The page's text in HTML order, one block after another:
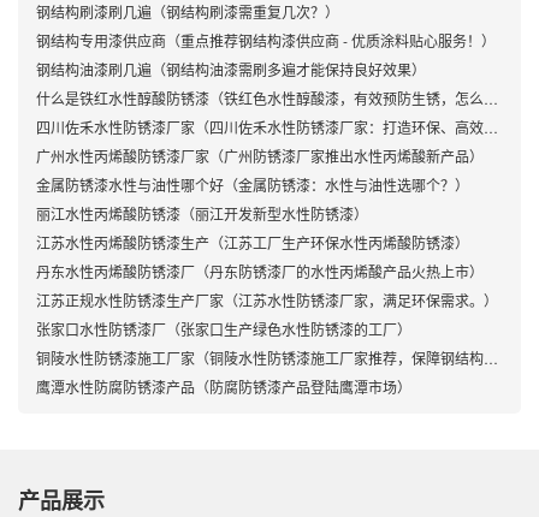
钢结构刷漆刷几遍（钢结构刷漆需重复几次？）
钢结构专用漆供应商（重点推荐钢结构漆供应商 - 优质涂料贴心服务！）
钢结构油漆刷几遍（钢结构油漆需刷多遍才能保持良好效果）
什么是铁红水性醇酸防锈漆（铁红色水性醇酸漆，有效预防生锈，怎么选用？）
四川佐禾水性防锈漆厂家（四川佐禾水性防锈漆厂家：打造环保、高效涂装新解决方案）
广州水性丙烯酸防锈漆厂家（广州防锈漆厂家推出水性丙烯酸新产品）
金属防锈漆水性与油性哪个好（金属防锈漆：水性与油性选哪个？）
丽江水性丙烯酸防锈漆（丽江开发新型水性防锈漆）
江苏水性丙烯酸防锈漆生产（江苏工厂生产环保水性丙烯酸防锈漆）
丹东水性丙烯酸防锈漆厂（丹东防锈漆厂的水性丙烯酸产品火热上市）
江苏正规水性防锈漆生产厂家（江苏水性防锈漆厂家，满足环保需求。）
张家口水性防锈漆厂（张家口生产绿色水性防锈漆的工厂）
铜陵水性防锈漆施工厂家（铜陵水性防锈漆施工厂家推荐，保障钢结构防腐抗锈）
鹰潭水性防腐防锈漆产品（防腐防锈漆产品登陆鹰潭市场）
产品展示